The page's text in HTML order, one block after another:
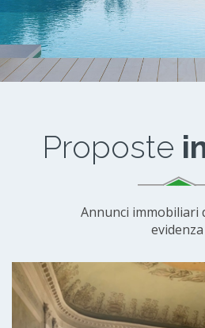
Proposte
Annunci immobiliari
evidenza